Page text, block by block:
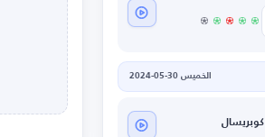
الخميس 30-05-2024
كوبريسال